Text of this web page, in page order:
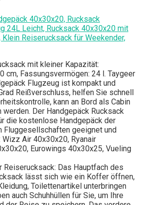
40x30x20, Rucksack
24L Leicht, Rucksack 40x30x20 mit
Reiserucksack für Weekender,
mit kleiner Kapazität:
cm, Fassungsvermögen: 24 l. Taygeer
Flugzeug ist kompakt und
Reißverschluss, helfen Sie schnell
kann an Bord als Cabin
werden. Der Handgepäck Rucksack
die kostenlose Handgepäck der
Fluggesellschaften geeignet und
Air 40x30x20, Ryanair
Eurowings 40x30x25, Vueling
Reiserucksack: Das Hauptfach des
lässt sich wie ein Koffer öffnen,
Toilettenartikel unterbringen
auch Schuhhüllen für Sie, um Ihre